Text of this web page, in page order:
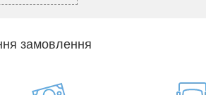
замовлення